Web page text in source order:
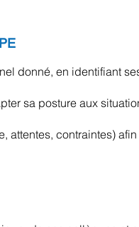
donné, en identifiant
sa posture aux
contraintes) afin